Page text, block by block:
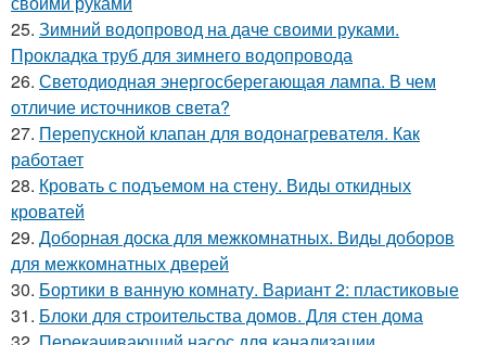
25. Зимний водопровод на даче своими руками.
Прокладка труб для зимнего водопровода
26. Светодиодная энергосберегающая лампа. В чем
отличие источников света?
27. Перепускной клапан для водонагревателя. Как
работает
28. Кровать с подъемом на стену. Виды откидных
кроватей
29. Доборная доска для межкомнатных. Виды доборов
для межкомнатных дверей
30. Бортики в ванную комнату. Вариант 2: пластиковые
31. Блоки для строительства домов. Для стен дома